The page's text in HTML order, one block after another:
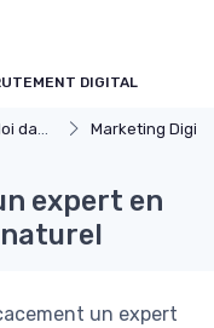
DIGITAL
Digital Marketing
expert en
un expert